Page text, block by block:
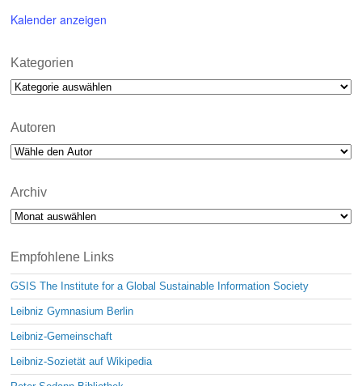
Kalender anzeigen
Kategorien
Kategorien
Autoren
Archiv
Archiv
Empfohlene Links
GSIS The Institute for a Global Sustainable Information Society
Leibniz Gymnasium Berlin
Leibniz-Gemeinschaft
Leibniz-Sozietät auf Wikipedia